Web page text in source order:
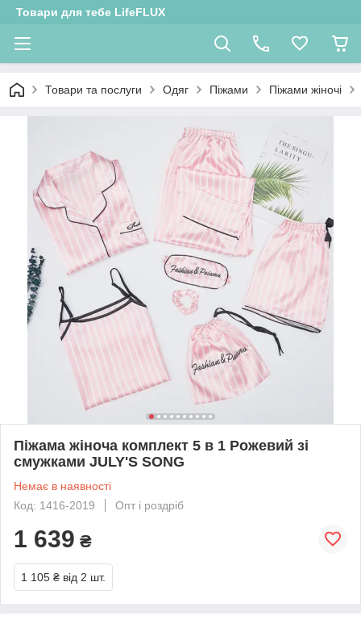
Товари для тебе LifeFLUX
Товари та послуги Одяг Піжами Піжами жіночі
Піжама жіноча комплект 5 в 1 Рожевий зі
смужками JULY'S SONG
Немає в наявності
Код: 1416-2019
Опт і роздріб
1 639 ₴
1 105 ₴ від 2 шт.